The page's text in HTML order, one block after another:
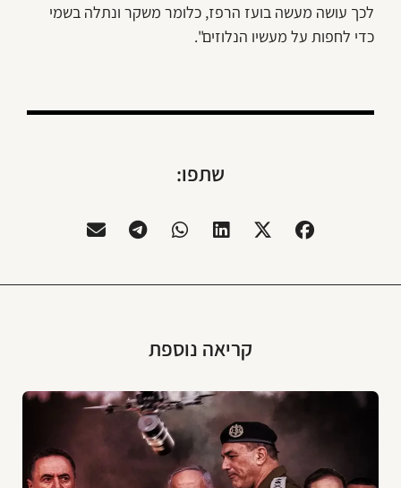
לכך עושה מעשה בועז הרפז, כלומר משקר ונתלה בשמי
כדי לחפות על מעשיו הנלוזים".
שתפו:
קריאה נוספת